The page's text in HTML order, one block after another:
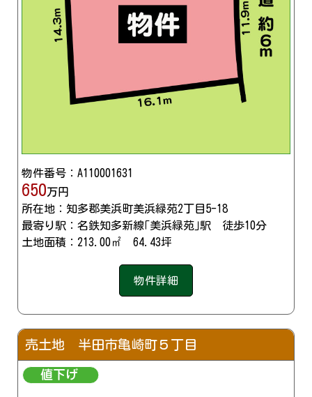
物件番号：A110001631
650万円
所在地：知多郡美浜町美浜緑苑2丁目5-18
最寄り駅：名鉄知多新線｢美浜緑苑｣駅 徒歩10分
土地面積：213.00㎡ 64.43坪
物件詳細
売土地 半田市亀崎町５丁目